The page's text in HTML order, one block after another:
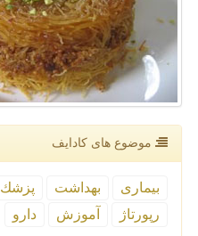
موضوع های كادایف
بیماری بهداشت پزشك
رپورتاژ
آموزش دارو